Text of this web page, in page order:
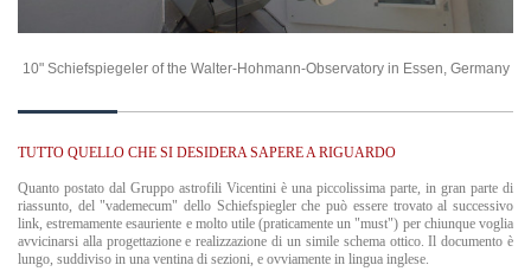
10" Schiefspiegeler of the Walter-Hohmann-Observatory in Essen, Germany
TUTTO QUELLO CHE SI DESIDERA SAPERE A RIGUARDO
Quanto postato dal Gruppo astrofili Vicentini è una piccolissima parte, in gran parte di
riassunto, del "vademecum" dello Schiefspiegler che può essere trovato al successivo
link, estremamente esauriente e molto utile (praticamente un "must") per chiunque voglia
avvicinarsi alla progettazione e realizzazione di un simile schema ottico. Il documento è
lungo, suddiviso in una ventina di sezioni, e ovviamente in lingua inglese.